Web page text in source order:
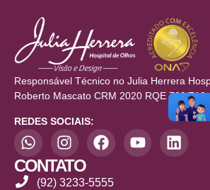
Responsável Técnico no Julia Herrera
Roberto Mascato CRM 2020 RQE 709/710
REDES SOCIAIS:
CONTATO
(92) 3233-5555